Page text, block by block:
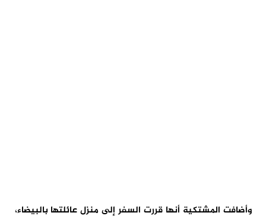
وأضافت المشتكية أنها قررت السفر إلى منزل عائلتها بالبيضاء،